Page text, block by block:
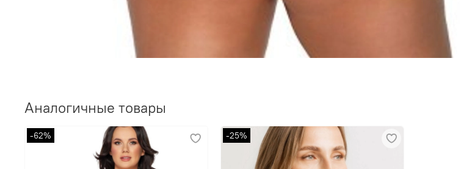
Аналогичные товары
-62% -25%